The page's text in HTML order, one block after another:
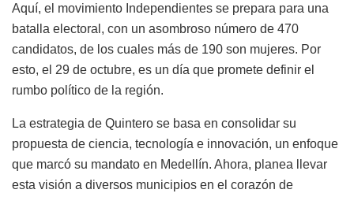
Aquí, el movimiento Independientes se prepara para una
batalla electoral, con un asombroso número de 470
candidatos, de los cuales más de 190 son mujeres. Por
esto, el 29 de octubre, es un día que promete definir el
rumbo político de la región.
La estrategia de Quintero se basa en consolidar su
propuesta de ciencia, tecnología e innovación, un enfoque
que marcó su mandato en Medellín. Ahora, planea llevar
esta visión a diversos municipios en el corazón de